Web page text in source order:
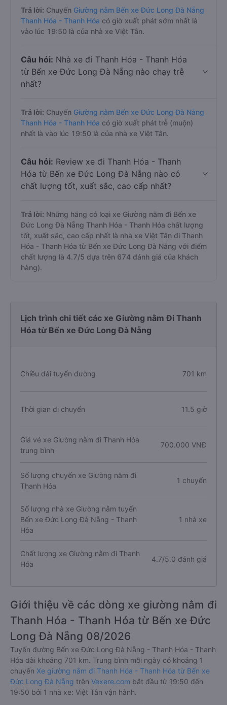
Trả lời: Chuyến Giường nằm Bến xe Đức Long Đà Nẵng
Thanh Hóa - Thanh Hóa có giờ xuất phát sớm nhất là
vào lúc 19:50 là của nhà xe Việt Tân.
Câu hỏi: Nhà xe đi Thanh Hóa - Thanh Hóa
từ Bến xe Đức Long Đà Nẵng nào chạy trễ
nhất?
Trả lời: Chuyến Giường nằm Bến xe Đức Long Đà Nẵng
Thanh Hóa - Thanh Hóa có giờ xuất phát trễ (muộn)
nhất là vào lúc 19:50 là của nhà xe Việt Tân.
Câu hỏi: Review xe đi Thanh Hóa - Thanh
Hóa từ Bến xe Đức Long Đà Nẵng nào có
chất lượng tốt, xuất sắc, cao cấp nhất?
Trả lời: Những hãng có loại xe Giường nằm đi Bến xe
Đức Long Đà Nẵng Thanh Hóa - Thanh Hóa chất lượng
tốt, xuất sắc, cao cấp nhất là nhà xe Việt Tân đi Thanh
Hóa - Thanh Hóa từ Bến xe Đức Long Đà Nẵng với điểm
chất lượng là 4.7/5 dựa trên 674 đánh giá của khách
hàng).
Lịch trình chi tiết các xe Giường nằm Đi Thanh
Hóa từ Bến xe Đức Long Đà Nẵng
Chiều dài tuyến đường 701 km
Thời gian di chuyển 11.5 giờ
Giá vé xe Giường nằm đi Thanh Hóa
trung bình
700.000 VNĐ
Số lượng chuyến xe Giường nằm đi
Thanh Hóa
1 chuyến
Số lượng nhà xe Giường nằm tuyến
Bến xe Đức Long Đà Nẵng - Thanh
Hóa
1 nhà xe
Chất lượng xe Giường nằm đi Thanh
Hóa
4.7/5.0 đánh giá
Giới thiệu về các dòng xe giường nằm đi
Thanh Hóa - Thanh Hóa từ Bến xe Đức
Long Đà Nẵng 08/2026
Tuyến đường Bến xe Đức Long Đà Nẵng - Thanh Hóa - Thanh
Hóa dài khoảng 701 km. Trung bình mỗi ngày có khoảng 1
chuyến Xe giường nằm đi Thanh Hóa - Thanh Hóa từ Bến xe
Đức Long Đà Nẵng trên Vexere.com bắt đầu từ 19:50 đến
19:50 bởi 1 nhà xe: Việt Tân vận hành.